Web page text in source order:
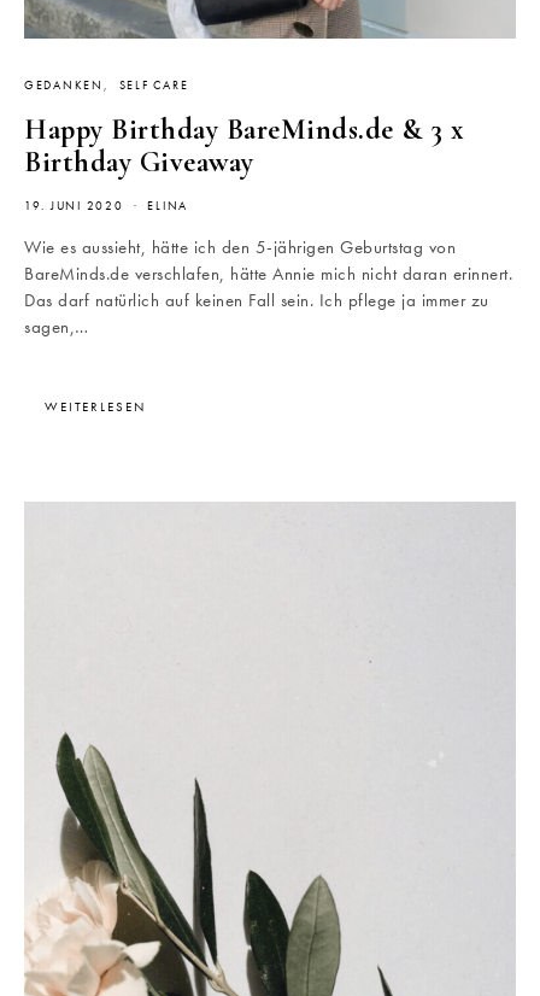
GEDANKEN SELF CARE
Happy Birthday BareMinds.de & 3 x
Birthday Giveaway
19. JUNI 2020 ELINA
Wie es aussieht, hätte ich den 5-jährigen Geburtstag von
BareMinds.de verschlafen, hätte Annie mich nicht daran erinnert.
Das darf natürlich auf keinen Fall sein. Ich pflege ja immer zu
sagen,…
WEITERLESEN